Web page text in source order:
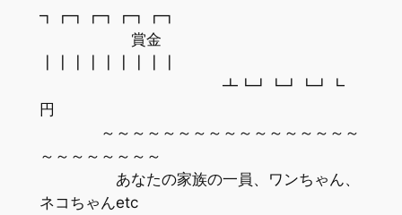
┓┏┓┏┓┏┓┏┓
賞金
┻┗┛┗┛┗┛┗
円
～～～～～～～～～～～～～～～～～
～～～～～～～～
あなたの家族の一員、ワンちゃん、
ネコちゃんetc